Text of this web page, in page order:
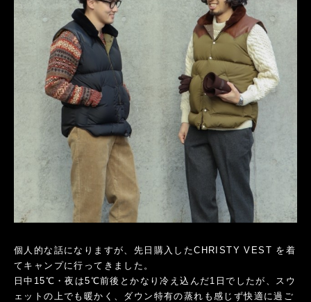
個人的な話になりますが、先日購入したCHRISTY VEST を着
てキャンプに行ってきました。
日中15℃・夜は5℃前後とかなり冷え込んだ1日でしたが、スウ
ェットの上でも暖かく、ダウン特有の蒸れも感じず快適に過ご